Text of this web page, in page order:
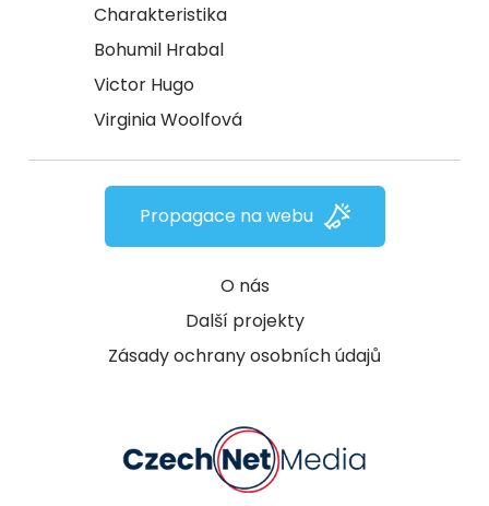
Charakteristika
Bohumil Hrabal
Victor Hugo
Virginia Woolfová
O nás
Další projekty
Zásady ochrany osobních údajů
Propagace na webu